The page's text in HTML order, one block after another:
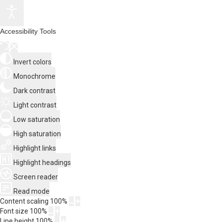
Accessibility Tools
Invert colors
Monochrome
Dark contrast
Light contrast
Low saturation
High saturation
Highlight links
Highlight headings
Screen reader
Read mode
Content scaling 100%
Font size 100%